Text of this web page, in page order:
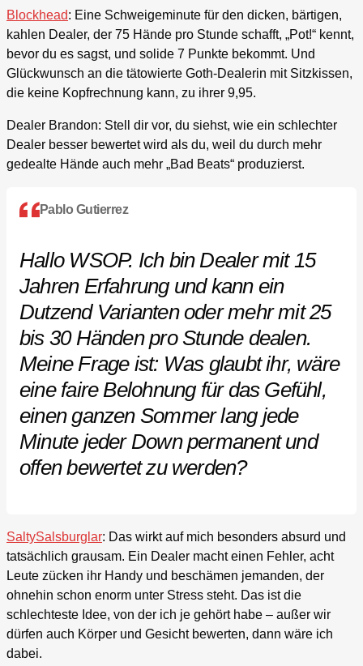
Blockhead: Eine Schweigeminute für den dicken, bärtigen,
kahlen Dealer, der 75 Hände pro Stunde schafft, „Pot!“ kennt,
bevor du es sagst, und solide 7 Punkte bekommt. Und
Glückwunsch an die tätowierte Goth-Dealerin mit Sitzkissen,
die keine Kopfrechnung kann, zu ihrer 9,95.
Dealer Brandon: Stell dir vor, du siehst, wie ein schlechter
Dealer besser bewertet wird als du, weil du durch mehr
gedealte Hände auch mehr „Bad Beats“ produzierst.
Pablo Gutierrez
Hallo WSOP. Ich bin Dealer mit 15
Jahren Erfahrung und kann ein
Dutzend Varianten oder mehr mit 25
bis 30 Händen pro Stunde dealen.
Meine Frage ist: Was glaubt ihr, wäre
eine faire Belohnung für das Gefühl,
einen ganzen Sommer lang jede
Minute jeder Down permanent und
offen bewertet zu werden?
SaltySalsburglar: Das wirkt auf mich besonders absurd und
tatsächlich grausam. Ein Dealer macht einen Fehler, acht
Leute zücken ihr Handy und beschämen jemanden, der
ohnehin schon enorm unter Stress steht. Das ist die
schlechteste Idee, von der ich je gehört habe – außer wir
dürfen auch Körper und Gesicht bewerten, dann wäre ich
dabei.